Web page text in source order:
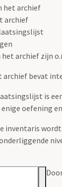
het archief
archief
het archief zijn
archief bevat
is
oefening
inventaris